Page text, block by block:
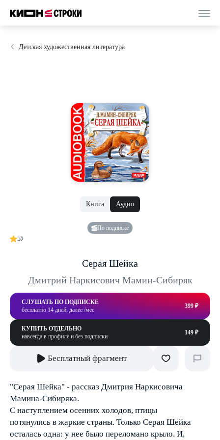
Детская художественная литература
Книга Аудио
По подписке
5
Серая Шейка
Дмитрий Наркисович Мамин-Сибиряк
СЛУШАТЬ ПО ПОДПИСКЕ
бесплатно 14 дней, далее /мес
399 ₽
КУПИТЬ ОТДЕЛЬНО
навсегда в профиле и без подписки
149 ₽
Бесплатный фрагмент
"Серая Шейка" - рассказ Дмитрия Наркисовича
Мамина-Сибиряка.
С наступлением осенних холодов, птицы
потянулись в жаркие страны. Только Серая Шейка
осталась одна: у нее было переломано крыло. И,